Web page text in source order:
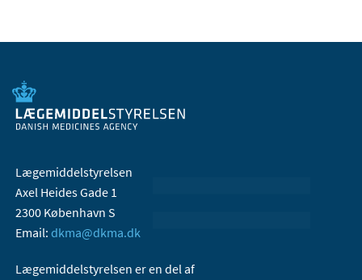
Lægemiddelstyrelsen
Axel Heides Gade 1
2300 København S
Email: dkma@dkma.dk
Lægemiddelstyrelsen er en del af